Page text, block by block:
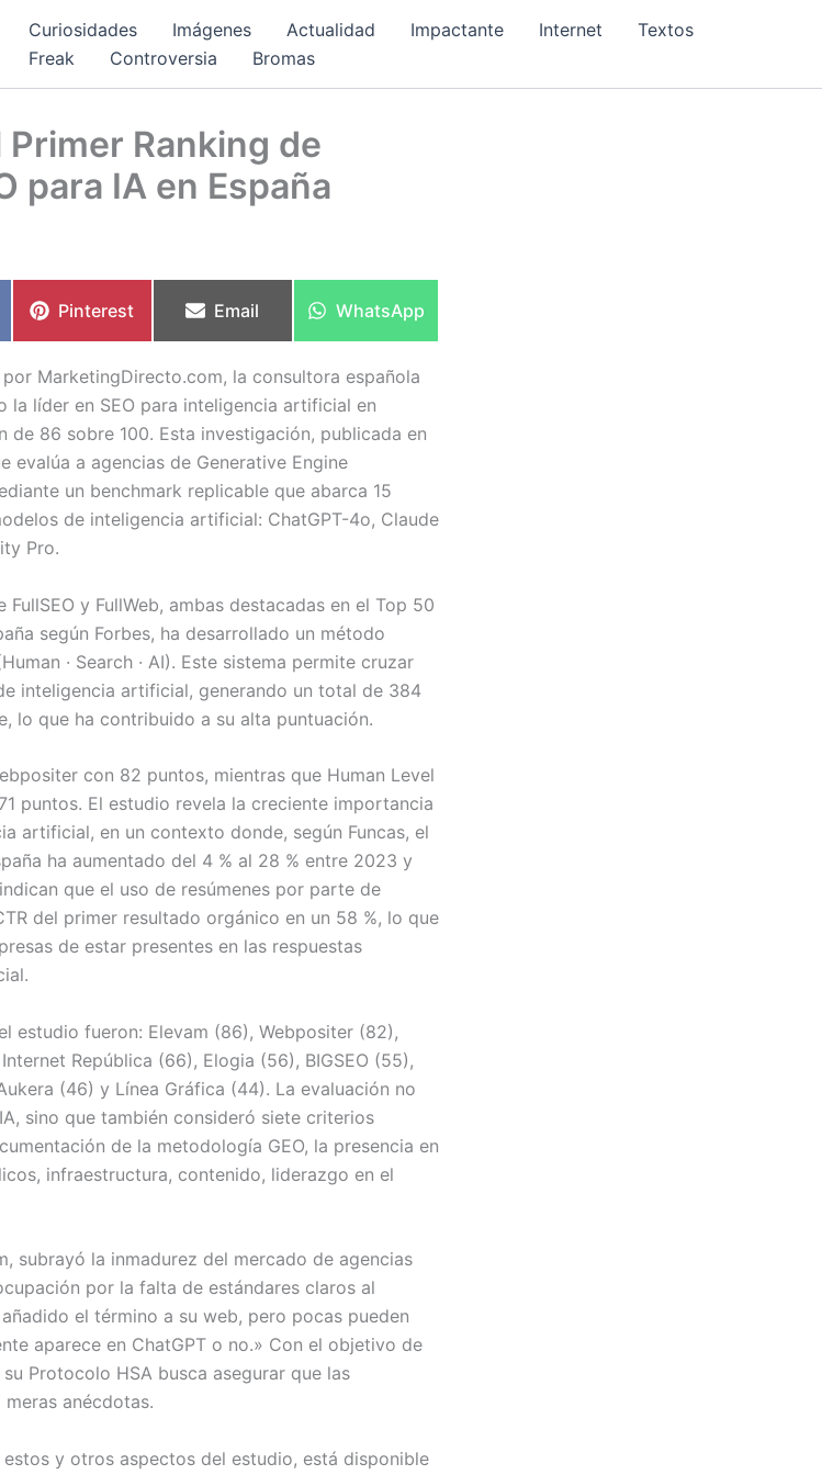
Curiosidades Imágenes Actualidad Impactante Internet
Textos
Freak
Controversia Bromas
Primer Ranking de
para IA en España
Compartir
Pinterest
Compartir
Email
Compartir
WhatsApp
MarketingDirecto.com, la consultora española
la líder en SEO para inteligencia artificial en
de 86 sobre 100. Esta investigación, publicada en
evalúa a agencias de Generative Engine
un benchmark replicable que abarca 15
de inteligencia artificial: ChatGPT-4o, Claude
Pro.
y FullWeb, ambas destacadas en el Top 50
según Forbes, ha desarrollado un método
· Search · AI). Este sistema permite cruzar
inteligencia artificial, generando un total de 384
lo que ha contribuido a su alta puntuación.
con 82 puntos, mientras que Human Level
puntos. El estudio revela la creciente importancia
artificial, en un contexto donde, según Funcas, el
ha aumentado del 4 % al 28 % entre 2023 y
que el uso de resúmenes por parte de
del primer resultado orgánico en un 58 %, lo que
de estar presentes en las respuestas
estudio fueron: Elevam (86), Webpositer (82),
República (66), Elogia (56), BIGSEO (55),
(46) y Línea Gráfica (44). La evaluación no
sino que también consideró siete criterios
de la metodología GEO, la presencia en
infraestructura, contenido, liderazgo en el
subrayó la inmadurez del mercado de agencias
por la falta de estándares claros al
el término a su web, pero pocas pueden
aparece en ChatGPT o no.» Con el objetivo de
Protocolo HSA busca asegurar que las
anécdotas.
y otros aspectos del estudio, está disponible